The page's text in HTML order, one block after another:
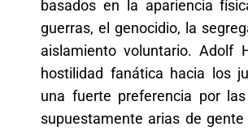
basados ​​en la apariencia
guerras, el genocidio, la
aislamiento voluntario. Adolf
hostilidad fanática hacia los
una fuerte preferencia por
supuestamente arias de